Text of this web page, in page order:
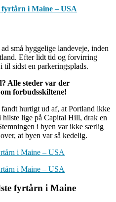
små hyggelige landeveje, inden
Efter lidt tid og forvirring
sidst en parkeringsplads.
Alle steder var der
forbudsskiltene!
hurtigt ud af, at Portland ikke
lige på Capital Hill, drak en
i byen var ikke særlig
at byen var så kedelig.
fyrtårn i Maine